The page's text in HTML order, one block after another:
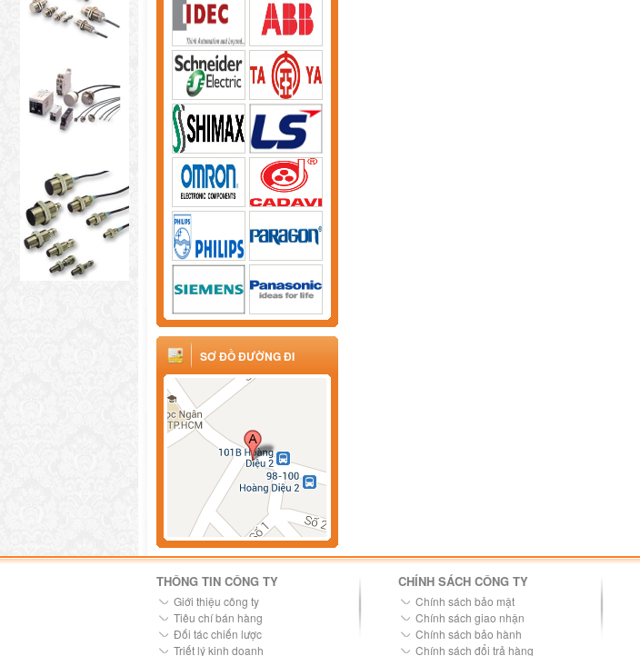
SƠ ĐỒ ĐƯỜNG ĐI
THÔNG TIN CÔNG TY
Giới thiệu công ty
Tiêu chí bán hàng
Đối tác chiến lược
Triết lý kinh doanh
CHÍNH SÁCH CÔNG TY
Chính sách bảo mật
Chính sách giao nhận
Chính sách bảo hành
Chính sách đổi trả hàng